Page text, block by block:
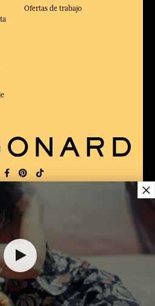
10,00 €
Ofertas de trabajo
SITIO DE COMERCIO
por la revista Capital
×